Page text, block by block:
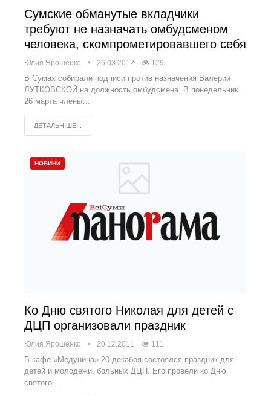
Сумские обманутые вкладчики
требуют не назначать омбудсменом
человека, скомпрометировавшего себя
Юлия Ярошенко 26.03.2012 129
В Сумах собирали подписи против назначения Валерии
ЛУТКОВСКОЙ на должность омбудсмена. В понедельник
26 марта члены…
ДЕТАЛЬНІШЕ...
НОВИНИ
Ко Дню святого Николая для детей с
ДЦП организовали праздник
Юлия Ярошенко 20.12.2011 111
В кафе «Медуница» 20 декабря состоялся праздник для
детей и молодежи, больных ДЦП. Его провели ко Дню
святого…